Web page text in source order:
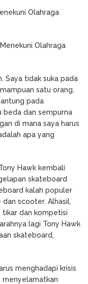
Olahraga
Saya tidak suka pada
satu orang,
pada
beda dan sempurna
di mana saya harus
apa yang
Hawk kembali
skateboard
kalah populer
scooter. Alhasil,
tikar dan kompetisi
lagi Tony Hawk
skateboard,
menghadapi krisis
menyelamatkan